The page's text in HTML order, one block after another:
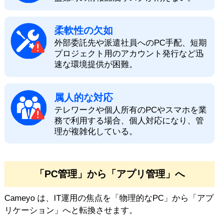
柔軟性の欠如
外部委託先や派遣社員へのPC手配、短期
プロジェクト用のアカウント発行など迅
速な環境提供が困難。
属人的な対応
テレワークや個人所有のPCやスマホを業
務で利用する場合、個人対応になり、管
理が複雑化している。
「PC管理」から「アプリ管理」へ
Cameyo は、IT運用の焦点を「物理的なPC」から「アプ
リケーション」へと転換させます。